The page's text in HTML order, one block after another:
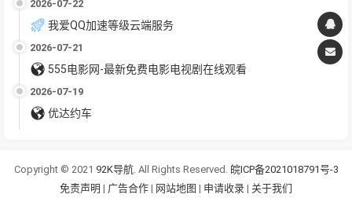
2026-07-22
我爱QQ加速等级云端服务
2026-07-21
555电影网-最新免费电影电视剧在线观看
2026-07-19
优达约车
Copyright © 2021 92K导航. All Rights Reserved. 皖ICP备2021018791号-3
免责声明 | 广告合作 | 网站地图 | 申请收录 | 关于我们